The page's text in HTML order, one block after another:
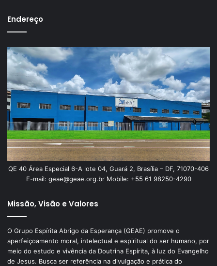
Endereço
QE 40 Área Especial 6-A lote 04, Guará 2, Brasília – DF, 71070-406
E-mail: geae@geae.org.br Mobile: +55 61 98250-4290
Missão, Visão e Valores
O Grupo Espírita Abrigo da Esperança (GEAE) promove o
aperfeiçoamento moral, intelectual e espiritual do ser humano, por
meio do estudo e vivência da Doutrina Espírita, à luz do Evangelho
de Jesus. Busca ser referência na divulgação e prática do